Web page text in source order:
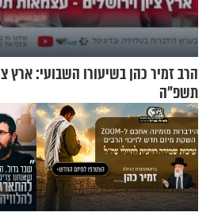
הרב זמיר כהן בשיעורו השבועי: ארץ
תשפ"ה